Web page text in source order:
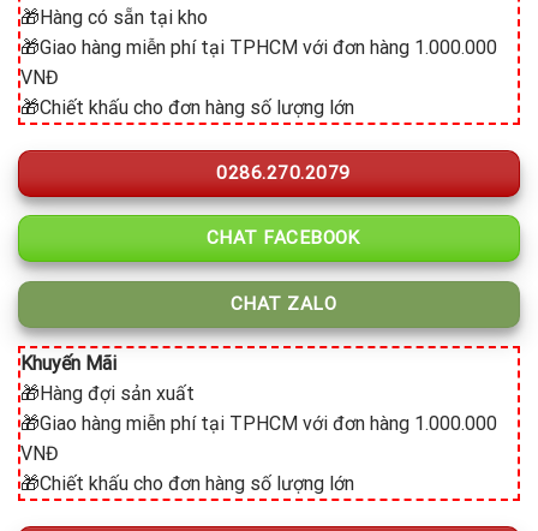
🎁Hàng có sẵn tại kho
🎁Giao hàng miễn phí tại TPHCM với đơn hàng 1.000.000
VNĐ
🎁Chiết khấu cho đơn hàng số lượng lớn
0286.270.2079
CHAT FACEBOOK
CHAT ZALO
Khuyến Mãi
🎁Hàng đợi sản xuất
🎁Giao hàng miễn phí tại TPHCM với đơn hàng 1.000.000
VNĐ
🎁Chiết khấu cho đơn hàng số lượng lớn